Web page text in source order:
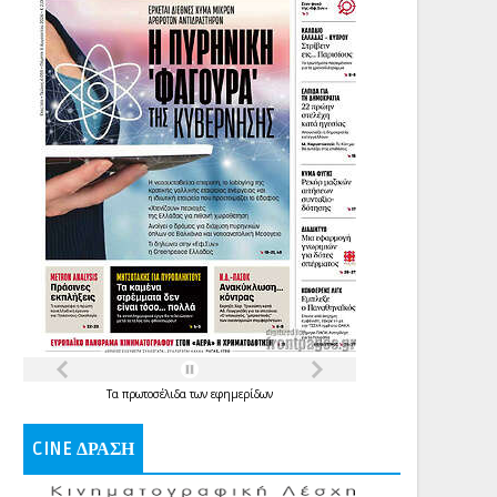
Τα πρωτοσέλιδατων εφημερίδων
CINE ΔΡΑΣΗ